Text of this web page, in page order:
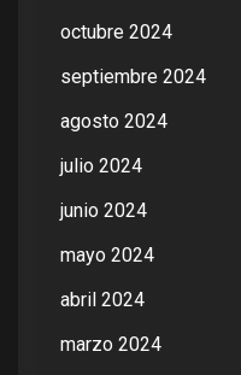
octubre 2024
septiembre 2024
agosto 2024
julio 2024
junio 2024
mayo 2024
abril 2024
marzo 2024